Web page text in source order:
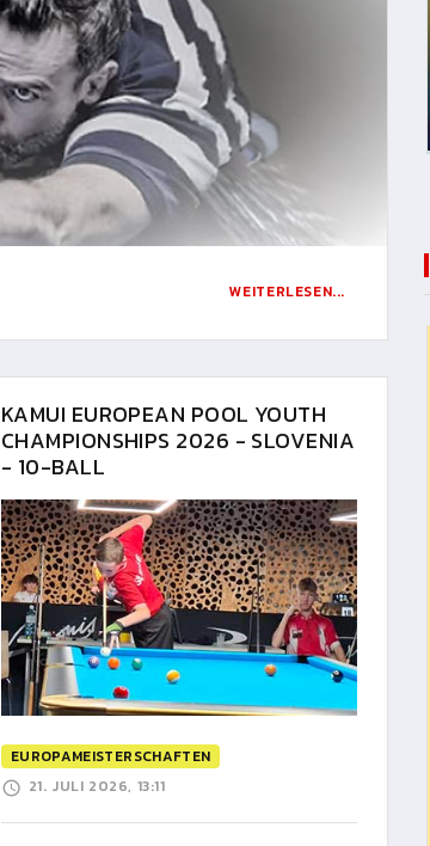
WEITERLESEN...
KAMUI EUROPEAN POOL YOUTH
CHAMPIONSHIPS 2026 - SLOVENIA
- 10-BALL
EUROPAMEISTERSCHAFTEN
21. JULI 2026, 13:11